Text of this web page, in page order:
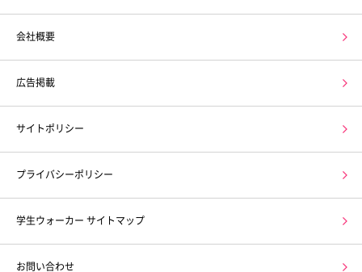
会社概要
広告掲載
サイトポリシー
プライバシーポリシー
学生ウォーカー サイトマップ
お問い合わせ